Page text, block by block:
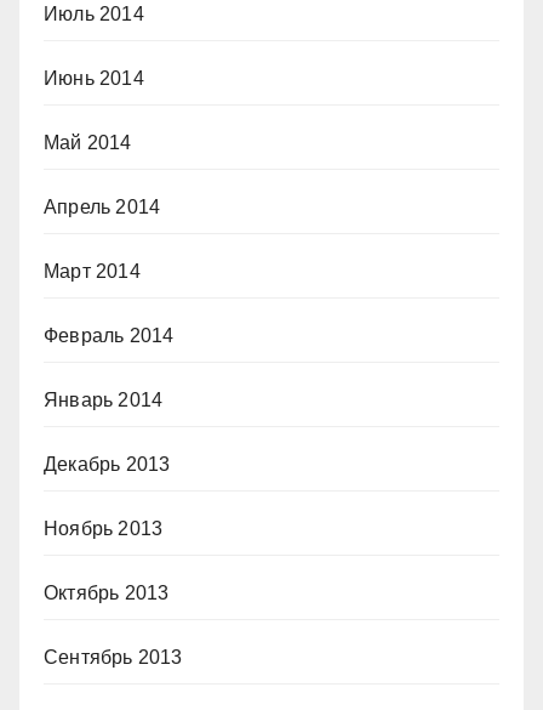
Июль 2014
Июнь 2014
Май 2014
Апрель 2014
Март 2014
Февраль 2014
Январь 2014
Декабрь 2013
Ноябрь 2013
Октябрь 2013
Сентябрь 2013